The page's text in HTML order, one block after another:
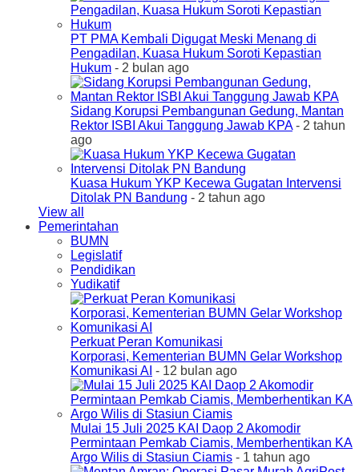
PT PMA Kembali Digugat Meski Menang di
Pengadilan, Kuasa Hukum Soroti Kepastian
Hukum - 2 bulan ago
Sidang Korupsi Pembangunan Gedung, Mantan
Rektor ISBI Akui Tanggung Jawab KPA- 2 tahun
ago
Kuasa Hukum YKP Kecewa Gugatan Intervensi
Ditolak PN Bandung - 2 tahun ago
View all
Pemerintahan
BUMN
Legislatif
Pendidikan
Yudikatif
Perkuat Peran Komunikasi
Korporasi, Kementerian BUMN Gelar Workshop
Komunikasi AI - 12 bulan ago
Mulai 15 Juli 2025 KAI Daop 2 Akomodir
Permintaan Pemkab Ciamis, Memberhentikan KA
Argo Wilis di Stasiun Ciamis - 1 tahun ago